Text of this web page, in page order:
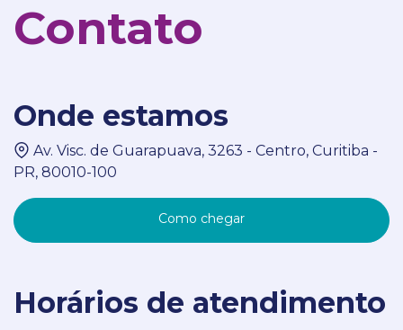
Contato
Onde estamos
Av. Visc. de Guarapuava, 3263 - Centro, Curitiba -
PR, 80010-100
Como chegar
Horários de atendimento